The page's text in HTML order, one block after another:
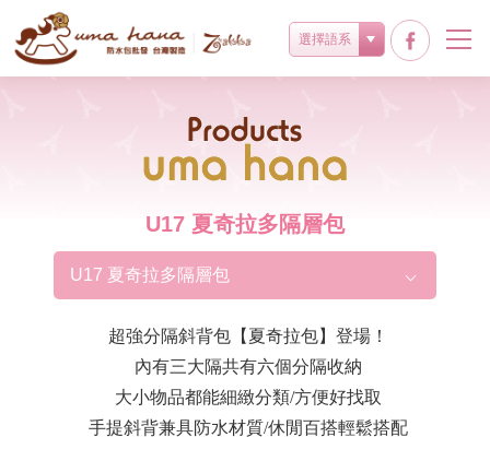
選擇語系
Products
U17 夏奇拉多隔層包
U17 夏奇拉多隔層包
超強分隔斜背包【夏奇拉包】登場！
內有三大隔共有六個分隔收納
大小物品都能細緻分類/方便好找取
手提斜背兼具防水材質/休閒百搭輕鬆搭配